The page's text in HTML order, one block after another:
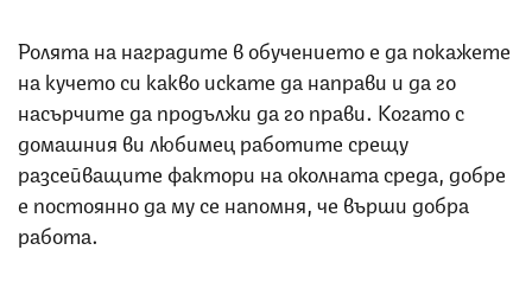
Ролята на наградите в обучението е да покажете
на кучето си какво искате да направи и да го
насърчите да продължи да го прави. Когато с
домашния ви любимец работите срещу
разсейващите фактори на околната среда, добре
е постоянно да му се напомня, че върши добра
работа.